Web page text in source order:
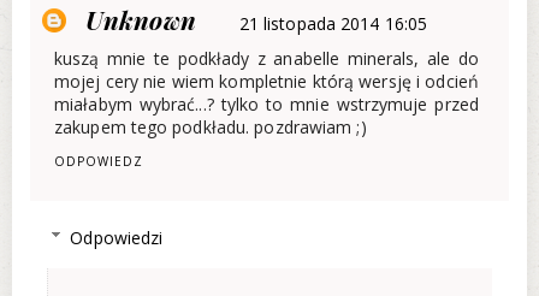
Unknown
21 listopada 2014 16:05
kuszą mnie te podkłady z anabelle minerals, ale do
mojej cery nie wiem kompletnie którą wersję i odcień
miałabym wybrać...? tylko to mnie wstrzymuje przed
zakupem tego podkładu. pozdrawiam ;)
ODPOWIEDZ
Odpowiedzi